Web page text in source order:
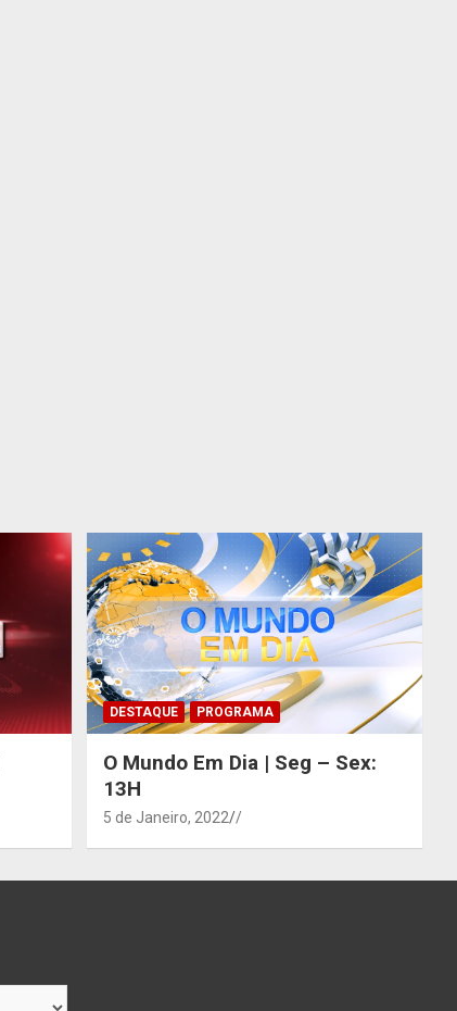
DESTAQUE PROGRAMA
O Mundo Em Dia | Seg – Sex:
13H
5 de Janeiro, 2022 /